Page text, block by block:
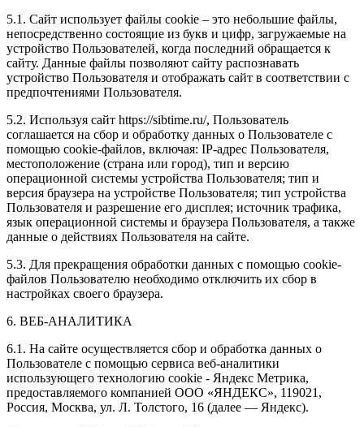
5.1. Сайт использует файлы cookie – это небольшие файлы,
непосредственно состоящие из букв и цифр, загружаемые на
устройство Пользователей, когда последний обращается к
сайту. Данные файлы позволяют сайту распознавать
устройство Пользователя и отображать сайт в соответствии с
предпочтениями Пользователя.
5.2. Используя сайт https://sibtime.ru/, Пользователь
соглашается на сбор и обработку данных о Пользователе с
помощью cookie-файлов, включая: IP-адрес Пользователя,
местоположение (страна или город), тип и версию
операционной системы устройства Пользователя; тип и
версия браузера на устройстве Пользователя; тип устройства
Пользователя и разрешение его дисплея; источник трафика,
язык операционной системы и браузера Пользователя, а также
данные о действиях Пользователя на сайте.
5.3. Для прекращения обработки данных с помощью cookie-
файлов Пользователю необходимо отключить их сбор в
настройках своего браузера.
6. ВЕБ-АНАЛИТИКА
6.1. На сайте осуществляется сбор и обработка данных о
Пользователе с помощью сервиса веб-аналитики
использующего технологию cookie - Яндекс Метрика,
предоставляемого компанией ООО «ЯНДЕКС», 119021,
Россия, Москва, ул. Л. Толстого, 16 (далее — Яндекс).